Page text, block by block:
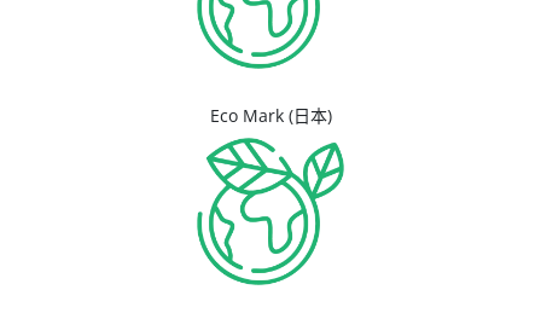
Eco Mark (日本)